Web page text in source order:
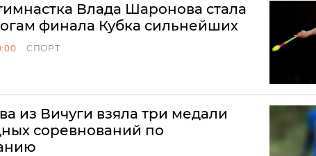
Влада Шаронова стала
финала Кубка сильнейших
СПОРТ
из Вичуги взяла три медали
соревнований по